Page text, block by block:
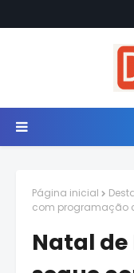
Página inicial
com programação
Natal